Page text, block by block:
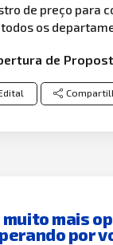
de preço para
os
de
muito mais
por